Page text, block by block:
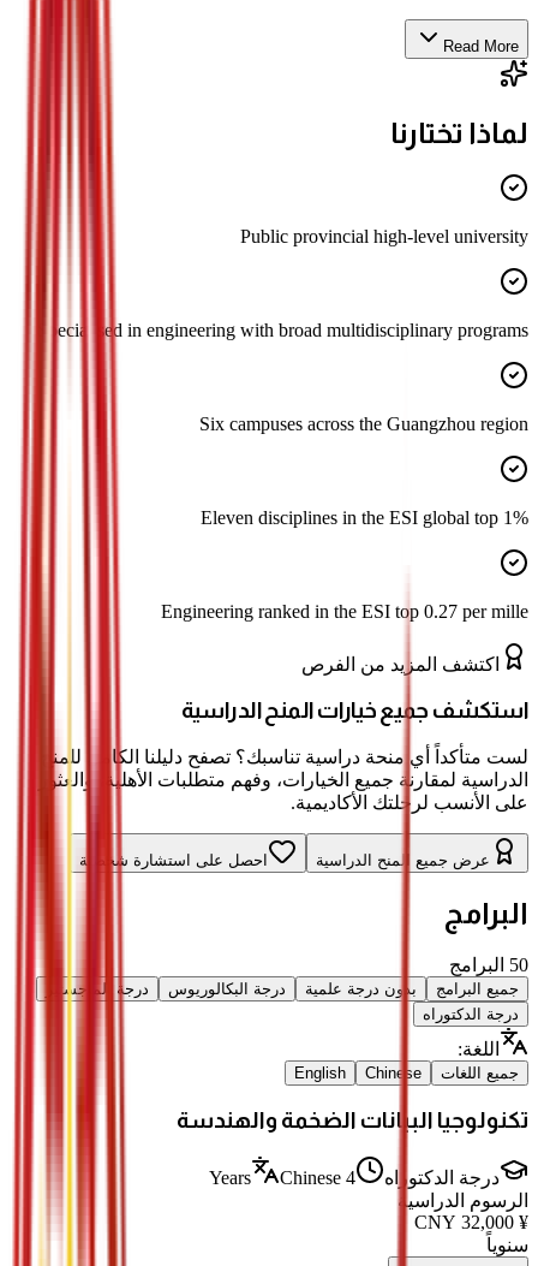
Read More
لماذا تختارنا
Public provincial high-level university
Specialised in engineering with broad multidisciplinary programs
Six campuses across the Guangzhou region
Eleven disciplines in the ESI global top 1%
Engineering ranked in the ESI top 0.27 per mille
اكتشف المزيد من الفرص
استكشف جميع خيارات المنح الدراسية
لست متأكداً أي منحة دراسية تناسبك؟ تصفح دليلنا الكامل للمنح
الدراسية لمقارنة جميع الخيارات، وفهم متطلبات الأهلية، والعثور
على الأنسب لرحلتك الأكاديمية.
عرض جميع المنح الدراسية احصل على استشارة شخصية
البرامج
50 البرامج
جميع البرامج بدون درجة علمية درجة البكالوريوس
درجة الماجستير
درجة الدكتوراه
اللغة:
جميع اللغات Chinese
English
تكنولوجيا البيانات الضخمة والهندسة
درجة الدكتوراه 4 Years
Chinese
الرسوم الدراسية
¥
32,000
سنوياً